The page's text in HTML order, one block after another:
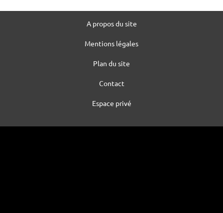
A propos du site
Mentions légales
Plan du site
Contact
Espace privé